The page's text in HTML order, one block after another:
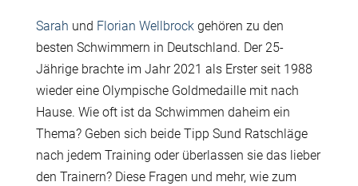
Sarah und Florian Wellbrockgehören zu den
besten Schwimmern in Deutschland. Der 25-
Jährige brachte im Jahr 2021 als Erster seit 1988
wieder eine Olympische Goldmedaille mit nach
Hause. Wie oft ist da Schwimmen daheim ein
Thema? Geben sich beide Tipp Sund Ratschläge
nach jedem Training oder überlassen sie das lieber
den Trainern? Diese Fragen und mehr, wie zum